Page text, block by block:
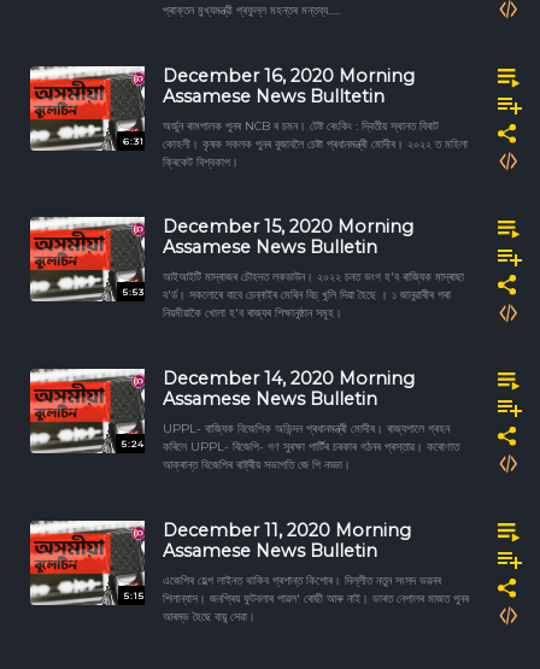
প্ৰাক্তন মুখ্যমন্ত্রী প্ৰফুল্ল মহন্তৰ মন্তব্য.....
6:31
December 16, 2020 Morning
Assamese News Bulltetin
অৰ্জুন ৰামপালক পুনৰ NCB ৰ চমন। টেষ্ট ৰেংকিং : দ্বিতীয় স্থানত বিৰাট
কোহলী। কৃষক সকলক পুনৰ বুজাবলৈ চেষ্টা প্ৰধানমন্ত্ৰী মোদীৰ। ২০২২ ত মহিলা
ক্ৰিকেট বিশ্বকাপ।
5:53
December 15, 2020 Morning
Assamese News Bulletin
আইআইটি মাদ্ৰাজৰ চৌহদত লকডাউন। ২০২২ চনত ভংগ হ'ব ৰাজ্যিক মাদ্ৰাছা
ব'ৰ্ড। সকলোৰে বাবে চেন্নাইৰ মেৰিন বিচ্ খুলি দিয়া হৈছে । ১ জানুৱাৰীৰ পৰা
নিয়মীয়াকৈ খোলা হ'ব ৰাজ্যৰ শিক্ষানুষ্ঠান সমূহ।
5:24
December 14, 2020 Morning
Assamese News Bulletin
UPPL- ৰাজ্যিক বিজেপিক অভিন্দন প্ৰধানমন্ত্ৰী মোদীৰ। ৰাজ্যপালে গ্ৰহন
কৰিলে UPPL- বিজেপি- গণ সুৰক্ষা পাৰ্টিৰ চৰকাৰ গঠনৰ প্ৰস্তাৱ। কৰোণাত
আক্ৰান্ত বিজেপিৰ ৰাষ্ট্ৰীয় সভাপতি জে পি নড্ডা।
5:15
December 11, 2020 Morning
Assamese News Bulletin
এজেপিৰ হেল্প লাইনত থাকিব প্ৰশান্ত কিশোৰ। দিল্লীত নতুন সংসদ ভৱনৰ
শিলান্যাস। জনপ্ৰিয় ফুটবলাৰ পাৱল' ৰোছী আৰু নাই। ভাৰত নেপালৰ মাজত পুনৰ
আৰম্ভ হৈছে বায়ু সেৱা।